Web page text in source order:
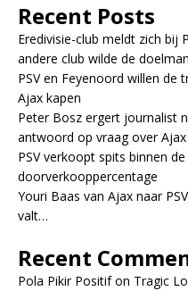
Recent Posts
Eredivisie-club meldt zich bij
andere club wilde de doelman
PSV en Feyenoord willen de
Ajax kapen
Peter Bosz ergert journalist
antwoord op vraag over Ajax
PSV verkoopt spits binnen de
doorverkooppercentage
Youri Baas van Ajax naar
valt…
Recent
Pola Pikir Positifon Tragic